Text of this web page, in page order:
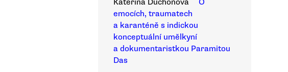
Kateřina Duchoňová
O
emocích, traumatech
a karanténě s indickou
konceptuální umělkyní
a dokumentaristkou Paramitou
Das